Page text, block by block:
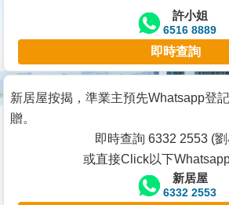
宅
谷
按
許小姐
6516 8889
即時查詢
新居屋按揭，準業主預先Whatsapp登
贈。
即時查詢 6332 2553 (
或直接Click以下Whatsapp
新居屋
6332 2553